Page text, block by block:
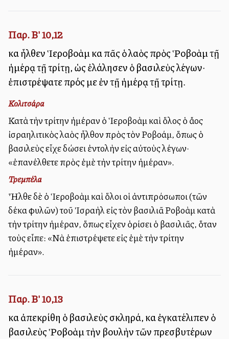
Παρ. Β' 10,12
καὶ ἦλθεν Ἱεροβοὰμ καὶ πᾶς ὁ λαὸς πρὸς Ῥοβοὰμ τῇ
ἡμέρᾳ τῇ τρίτῃ, ὡς ἐλάλησεν ὁ βασιλεὺς λέγων·
ἐπιστρέψατε πρός με ἐν τῇ ἡμέρᾳ τῇ τρίτῃ.
Κολιτσάρα
Κατὰ τὴν τρίτην ἡμέραν ὁ Ἱεροβοὰμ καὶ ὅλος ὁ ἄλλος
ἰσραηλιτικὸς λαὸς ἦλθον πρὸς τὸν Ροβοάμ, ὅπως ὁ
βασιλεὺς εἶχε δώσει ἐντολὴν εἰς αὐτοὺς λέγων·
«ἐπανέλθετε πρὸς ἐμὲ τὴν τρίτην ἡμέραν».
Τρεμπέλα
Ἦλθε δὲ ὁ Ἱεροβοὰμ καὶ ὅλοι οἱ ἀντιπρόσωποι (τῶν
δέκα φυλῶν) τοῦ Ἰσραὴλ εἰς τὸν βασιλιᾶ Ροβοὰμ κατὰ
τὴν τρίτην ἡμέραν, ὅπως εἶχεν ὁρίσει ὁ βασιλιᾶς, ὅταν
τοὺς εἶπε: «Νὰ ἐπιστρέψετε εἰς ἐμὲ τὴν τρίτην
ἡμέραν».
Παρ. Β' 10,13
καὶ ἀπεκρίθη ὁ βασιλεὺς σκληρά, καὶ ἐγκατέλιπεν ὁ
βασιλεὺς Ῥοβοὰμ τὴν βουλὴν τῶν πρεσβυτέρων